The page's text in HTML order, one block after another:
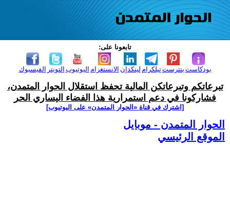
تابعونا على:
الفيسبوك التويتر اليوتيوب الانستغرام لينكدإن تيلكرامبنترست بودكاست
تبرعاتكم وتبرعاتكن المالية تحفظ استقلال الحوار المتمدن،
فشاركونا في دعم استمرارية هذا الفضاء اليساري الحر
[اشترك في قناة ‫«الحوار المتمدن» على اليوتيوب]
الحوار المتمدن - موبايل
الموقع الرئيسي